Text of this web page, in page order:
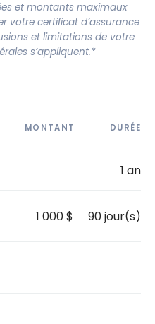
et montants maximaux
votre certificat d’assurance
et limitations de votre
s’appliquent.*
MONTANT DURÉE
1 an
1 000 $ 90 jour(s)